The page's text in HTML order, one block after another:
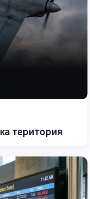
територия